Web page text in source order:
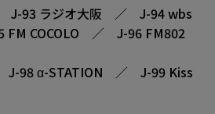
J-93 ラジオ大阪 ／ J-94 wbs
COCOLO ／ J-96 FM802
98 α-STATION ／ J-99 Kiss